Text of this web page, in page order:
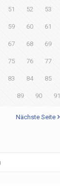
51 52 53
59 60 61
67 68 69
75 76 77
83 84 85
89 90 91
Nächste Seite